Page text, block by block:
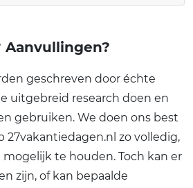
geschreven door échte
uitgebreid research doen en
gebruiken. We doen ons best
27vakantiedagen.nl zo volledig,
te houden. Toch kan er
zijn, of kan bepaalde